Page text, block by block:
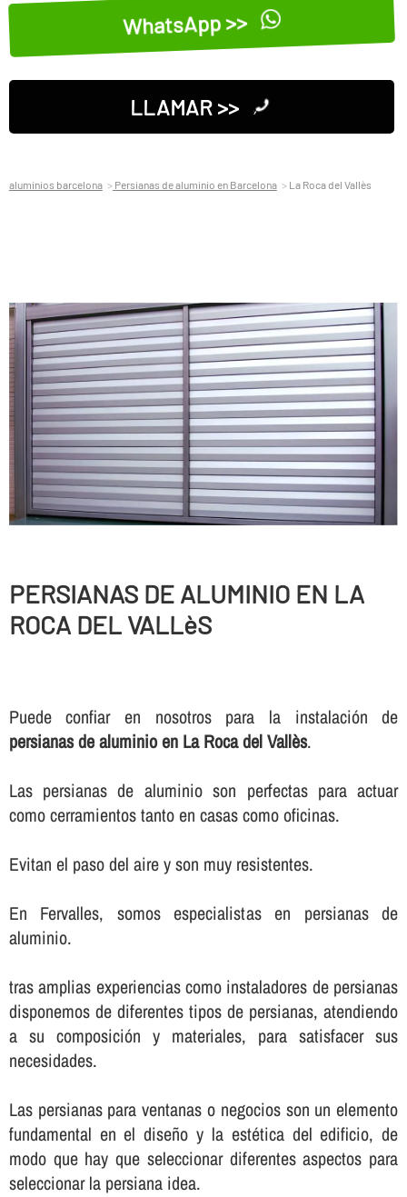
WhatsApp >>
LLAMAR >>
aluminios barcelona Persianas de aluminio en Barcelona La Roca del Vallès
PERSIANAS DE ALUMINIO EN LA
ROCA DEL VALLèS
Puede confiar en nosotros para la instalación de
persianas de aluminio en La Roca del Vallès.
Las persianas de aluminio son perfectas para actuar
como cerramientos tanto en casas como oficinas.
Evitan el paso del aire y son muy resistentes.
En Fervalles, somos especialistas en persianas de
aluminio.
tras amplias experiencias como instaladores de persianas
disponemos de diferentes tipos de persianas, atendiendo
a su composición y materiales, para satisfacer sus
necesidades.
Las persianas para ventanas o negocios son un elemento
fundamental en el diseño y la estética del edificio, de
modo que hay que seleccionar diferentes aspectos para
seleccionar la persiana idea.